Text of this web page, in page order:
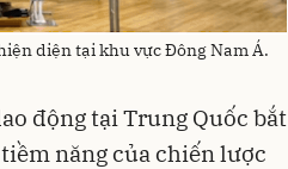
diện tại khu vực Đông Nam Á.
động tại Trung Quốc bắt
năng của chiến lược